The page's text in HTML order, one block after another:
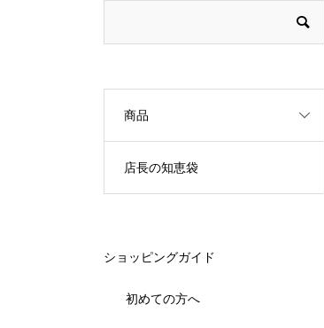
商品
店長の知恵袋
ショッピングガイド
初めての方へ